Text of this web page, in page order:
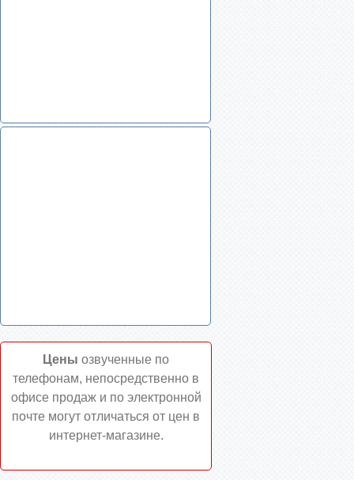
Цены озвученные по
телефонам, непосредственно в
офисе продаж и по электронной
почте могут отличаться от цен в
интернет-магазине.